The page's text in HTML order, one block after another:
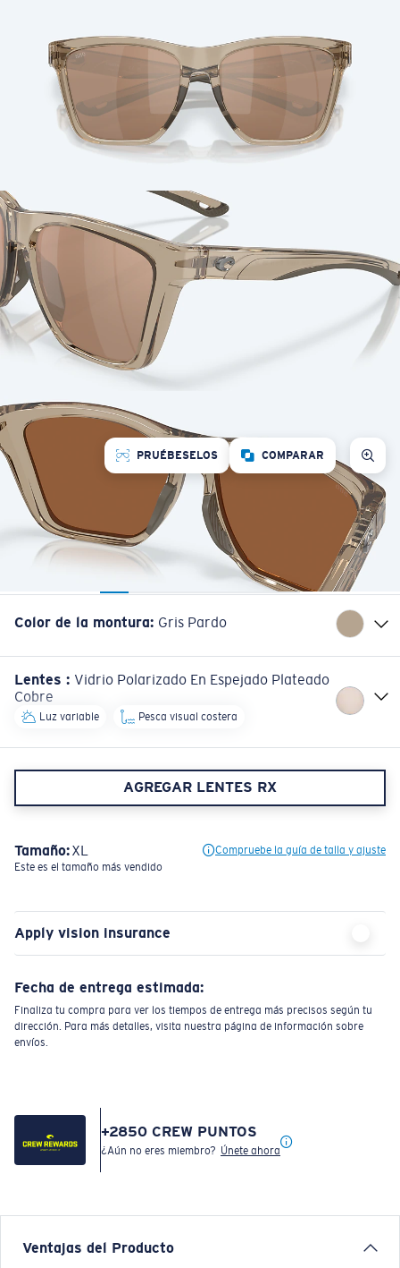
PRUÉBESELOS COMPARAR
Color de la montura: Gris Pardo
Lentes : Vidrio Polarizado En Espejado Plateado
Cobre
Luz variable Pesca visual costera
AGREGAR LENTES RX
Tamaño:XL
Compruebe la guía de talla y ajuste
Este es el tamaño más vendido
Apply vision insurance
Fecha de entrega estimada:
Finaliza tu compra para ver los tiempos de entrega más precisos según tu
dirección. Para más detalles, visita nuestra página de información sobre
envíos.
+2850 CREW PUNTOS
¿Aún no eres miembro? Únete ahora
Ventajas del Producto